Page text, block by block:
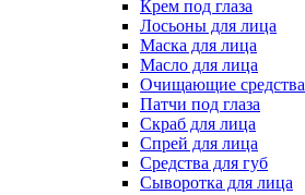
Крем под глаза
Лосьоны для лица
Маска для лица
Масло для лица
Очищающие средства
Патчи под глаза
Скраб для лица
Спрей для лица
Средства для губ
Сыворотка для лица